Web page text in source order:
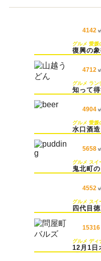
4142
復興の
グルメ 愛媛
4712
知って
グルメ ラン
4904
水口酒
グルメ 愛媛
5658
鬼北町
グルメ スイ
4552
四代目
グルメ スイ
15316
12月1日
グルメ ディ